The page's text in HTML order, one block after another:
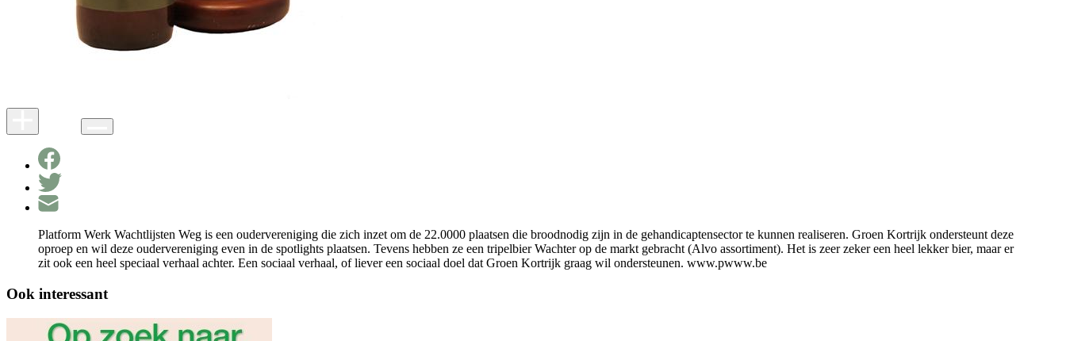
Platform Werk Wachtlijsten Weg is een oudervereniging die zich inzet om de 22.0000 plaatsen die broodnodig zijn in de gehandicaptensector te kunnen realiseren. Groen Kortrijk ondersteunt deze
oproep en wil deze oudervereniging even in de spotlights plaatsen. Tevens hebben ze een tripelbier Wachter op de markt gebracht (Alvo assortiment). Het is zeer zeker een heel lekker bier, maar er
zit ook een heel speciaal verhaal achter. Een sociaal verhaal, of liever een sociaal doel dat Groen Kortrijk graag wil ondersteunen. www.pwww.be
Ook interessant